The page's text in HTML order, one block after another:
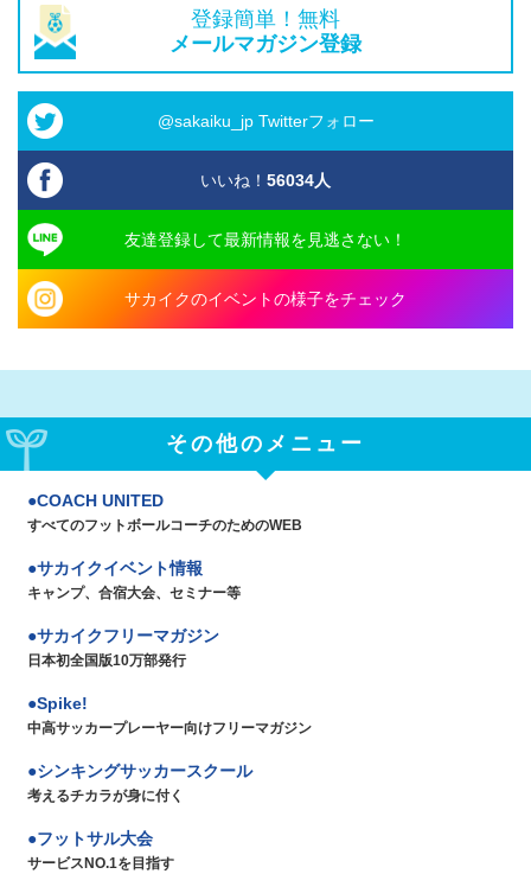
登録簡単！無料
メールマガジン登録
@sakaiku_jp Twitterフォロー
いいね！ 56034人
友達登録して最新情報を見逃さない！
サカイクのイベントの様子をチェック
その他のメニュー
COACH UNITED
すべてのフットボールコーチのためのWEB
サカイクイベント情報
キャンプ、合宿大会、セミナー等
サカイクフリーマガジン
日本初全国版10万部発行
Spike!
中高サッカープレーヤー向けフリーマガジン
シンキングサッカースクール
考えるチカラが身に付く
フットサル大会
サービスNO.1を目指す